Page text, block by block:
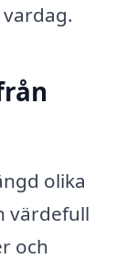
olika
värdefull
och